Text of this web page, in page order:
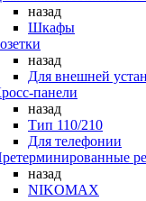
назад
Шкафы
назад
Для внешней
панели
назад
Тип 110/210
Для телефонии
назад
NIKOMAX